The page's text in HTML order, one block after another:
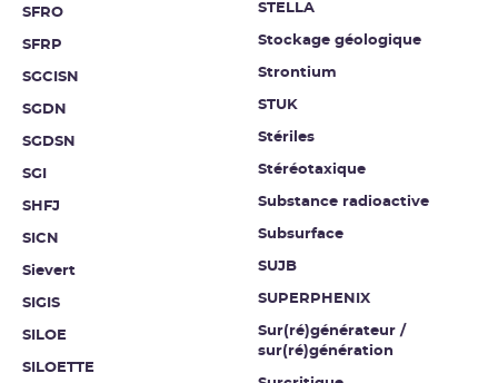
SFRO
SFRP
SGCISN
SGDN
SGDSN
SGI
SHFJ
SICN
Sievert
SIGIS
SILOE
SILOETTE
STELLA
Stockage géologique
Strontium
STUK
Stériles
Stéréotaxique
Substance radioactive
Subsurface
SUJB
SUPERPHENIX
Sur(ré)générateur /
sur(ré)génération